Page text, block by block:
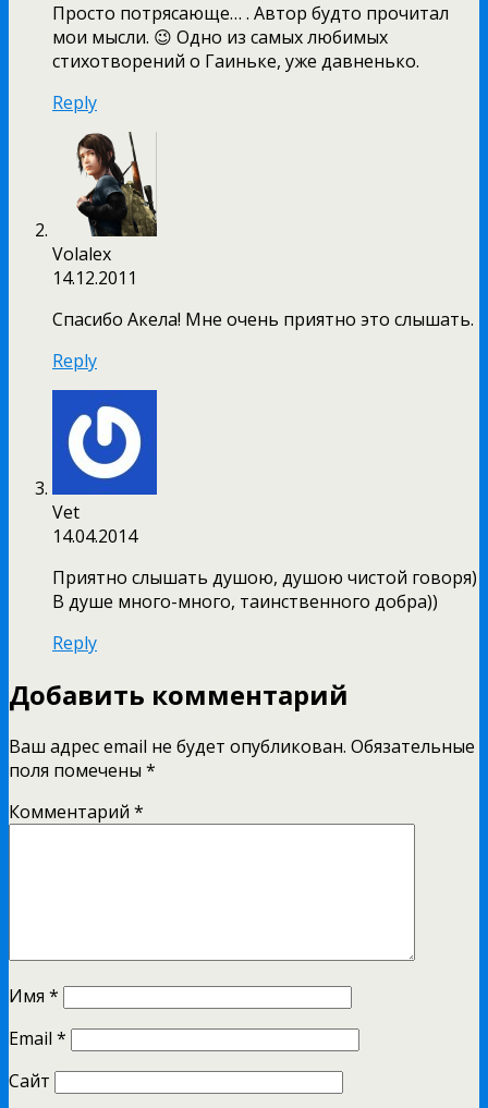
Просто потрясающе… . Автор будто прочитал
мои мысли. 😉 Одно из самых любимых
стихотворений о Гаиньке, уже давненько.
Reply
Volalex
14.12.2011
Спасибо Aкeлa! Мне очень приятно это слышать.
Reply
Vet
14.04.2014
Приятно слышать душою, душою чистой говоря)
В душе много-много, таинственного добра))
Reply
Добавить комментарий
Ваш адрес email не будет опубликован. Обязательные
поля помечены *
Комментарий *
Имя *
Email *
Сайт